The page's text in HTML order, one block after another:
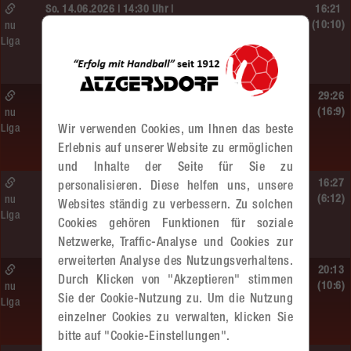
So. 14.06.2026 | 14:30 Uhr |
MADx WAT Atzgersdorf
nu
Liga
16:21
(10:10)
Sportunion DIE FALKEN St. Pölten –
MADx WAT Atzgersdorf
nu
Liga
29:26
(16:9)
So. 14.06.2026 | 11:20 Uhr |
MU13
MADx WAT Atzgersdorf –
roomz JAGS Devils
nu
Liga
16:27
(6:12)
So. 14.06.2026 | 10:30 Uhr |
ÖMS WU12 HF
SC HIT/UHC Absam –
MADx WAT Atzgersdorf
nu
Liga
20:13
(10:6)
Wir verwenden Cookies, um Ihnen das beste
Erlebnis auf unserer Website zu ermöglichen
und Inhalte der Seite für Sie zu
personalisieren. Diese helfen uns, unsere
Websites ständig zu verbessern. Zu solchen
Cookies gehören Funktionen für soziale
Netzwerke, Traffic-Analyse und Cookies zur
erweiterten Analyse des Nutzungsverhaltens.
Durch Klicken von "Akzeptieren" stimmen
Sie der Cookie-Nutzung zu. Um die Nutzung
einzelner Cookies zu verwalten, klicken Sie
bitte auf "Cookie-Einstellungen".